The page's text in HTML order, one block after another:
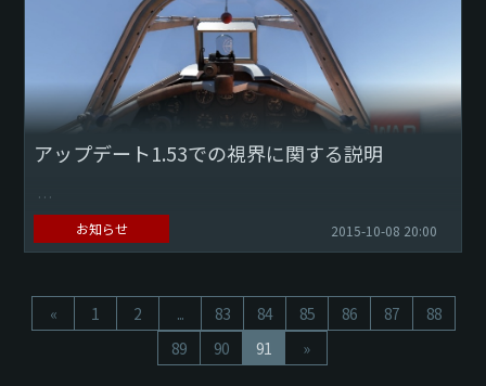
アップデート1.53での視界に関する説明
アップデート1.53「ファイア・ストーム（Fire Storm）」で
Dagor Engine 4.0へと変更され、地上車両や航空機の視界の
改良により、 ゲームに大幅な変更...
お知らせ 2015-10-08 20:00
« 1 2 ... 83 84 85 86 87
88
89
90 91 »